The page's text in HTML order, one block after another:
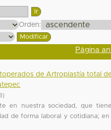
Orden:
Página
de Artroplastía total
)
en nuestra sociedad, que
de forma laboral y cotidiana;